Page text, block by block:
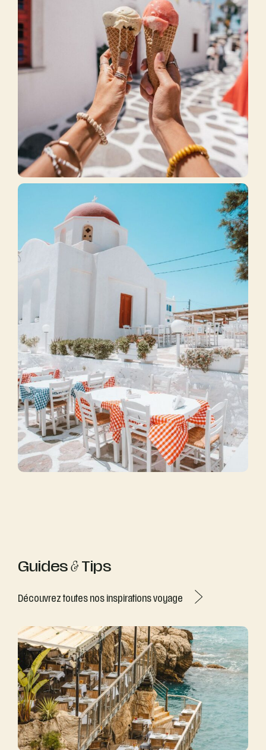
Guides & Tips
Découvrez toutes nos inspirations voyage